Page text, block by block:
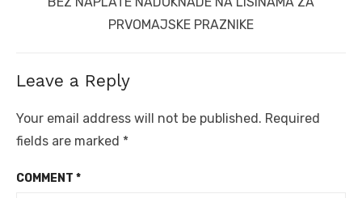
PRVOMAJSKE PRAZNIKE
Leave a Reply
Your email address will not be published. Required
fields are marked *
COMMENT *